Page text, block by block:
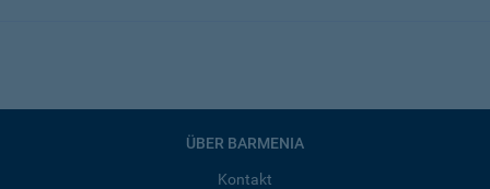
ÜBER BARMENIA
Kontakt